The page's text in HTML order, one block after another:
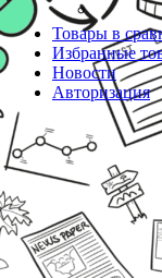
Товары в
Избранные
Новости
Авторизация